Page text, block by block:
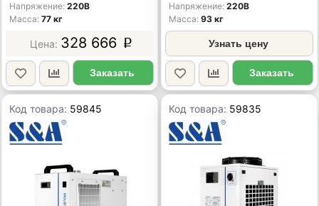
Напряжение 220В
Масса 77 кг
328 666 p
Заказать
Напряжение 220В
Масса 93 кг
Узнать цену
Заказать
Код товара: 59845 Код товара: 59835